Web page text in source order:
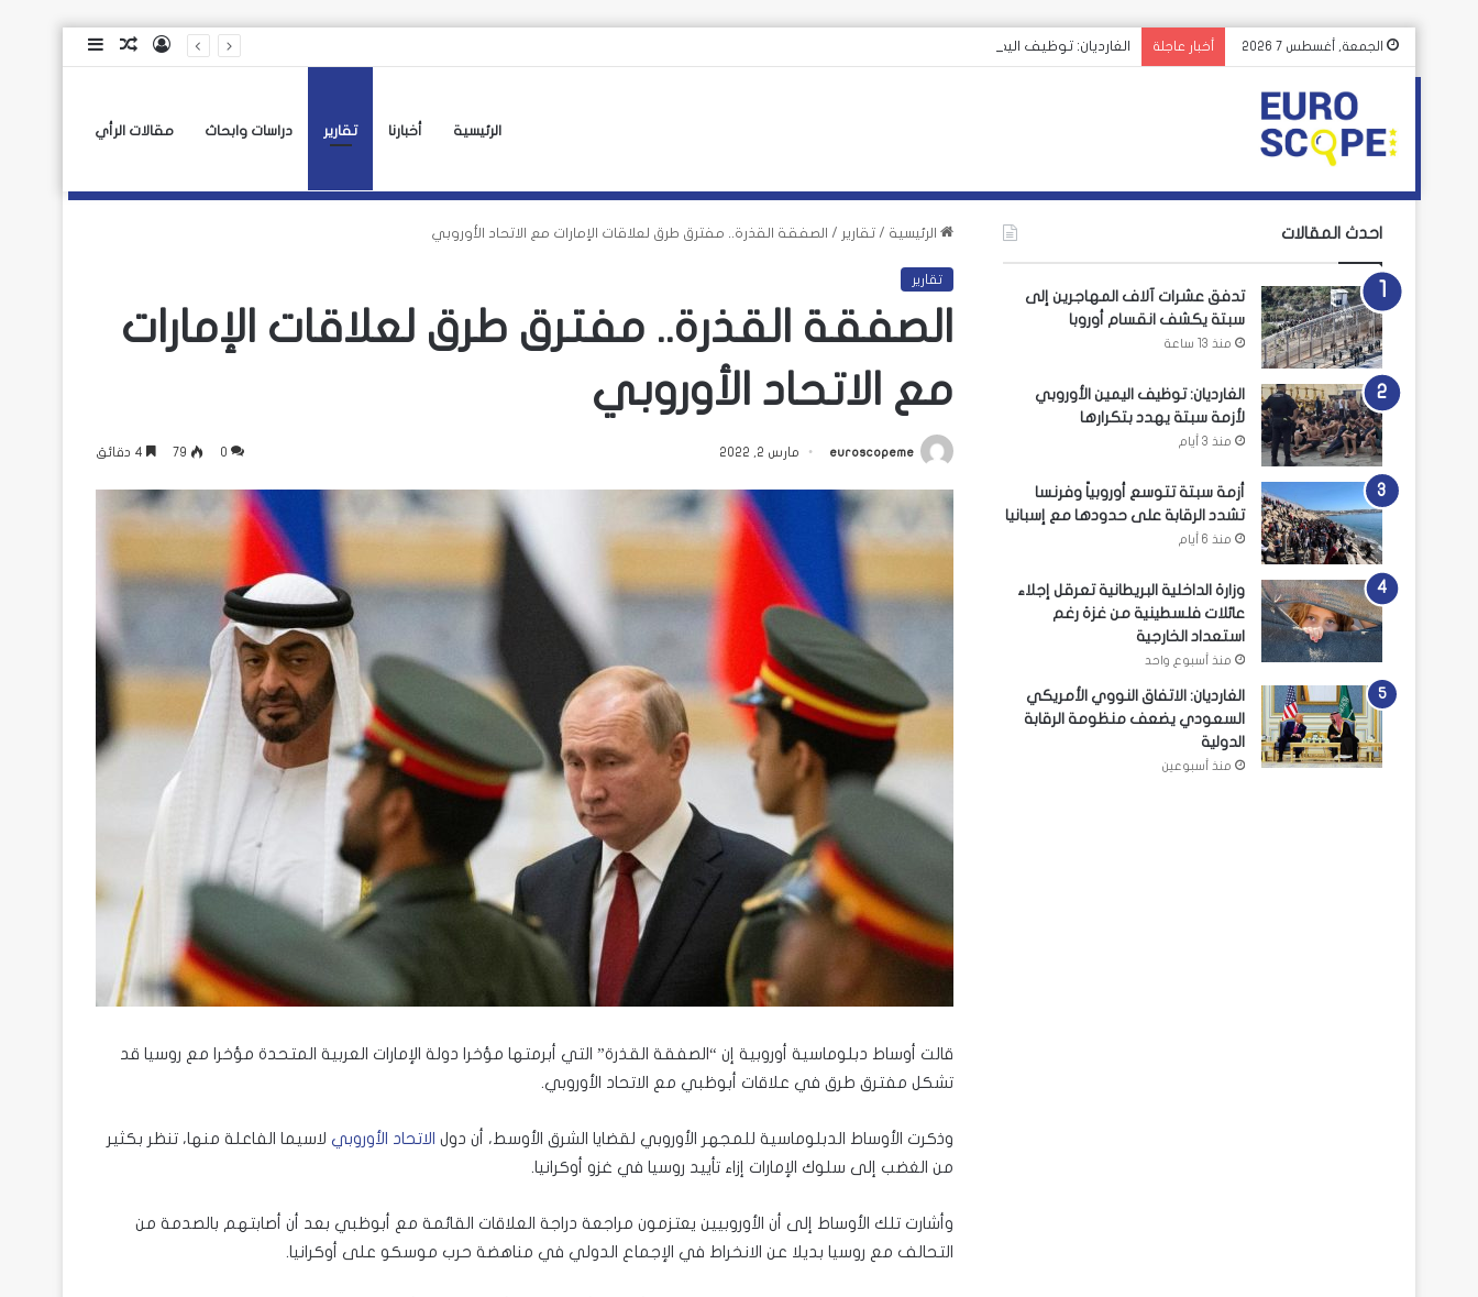
الجمعة, أغسطس 7 2026 أخبار عاجلة الغارديان: توظيف اليمين الأوروبي لأزمة سبتة يهدد بتكرارها إضافةمقالتسجيل
الرئيسية أخبارنا تقارير دراسات وابحاث مقالات الرأي
الرئيسية / تقارير / الصفقة القذرة.. مفترق طرق لعلاقات الإمارات مع الاتحاد الأوروبي
تقارير
الصفقة القذرة.. مفترق طرق لعلاقات الإمارات
مع الاتحاد الأوروبي
euroscopeme مارس 2, 2022 0
79
قالت أوساط دبلوماسية أوروبية إن “الصفقة القذرة” التي أبرمتها مؤخرا دولة الإمارات العربية المتحدة مؤخرا مع روسيا قد
تشكل مفترق طرق في علاقات أبوظبي مع الاتحاد الأوروبي.
وذكرت الأوساط الدبلوماسية للمجهر الأوروبي لقضايا الشرق الأوسط، أن دول الاتحاد الأوروبي لاسيما الفاعلة منها، تنظر بكثير
من الغضب إلى سلوك الإمارات إزاء تأييد روسيا في غزو أوكرانيا.
وأشارت تلك الأوساط إلى أن الأوروبيين يعتزمون مراجعة دراجة العلاقات القائمة مع أبوظبي بعد أن أصابتهم بالصدمة من
التحالف مع روسيا بديلا عن الانخراط في الإجماع الدولي في مناهضة حرب موسكو على أوكرانيا.
احدث المقالات
تدفق عشرات آلاف المهاجرين إلى
سبتة يكشف انقسام أوروبا
منذ 13 ساعة
الغارديان: توظيف اليمين الأوروبي
لأزمة سبتة يهدد بتكرارها
منذ 3 أيام
أزمة سبتة تتوسع أوروبياً وفرنسا
تشدد الرقابة على حدودها مع إسبانيا
منذ 6 أيام
وزارة الداخلية البريطانية تعرقل إجلاء
عائلات فلسطينية من غزة رغم
استعداد الخارجية
منذ أسبوع واحد
الغارديان: الاتفاق النووي الأمريكي
السعودي يضعف منظومة الرقابة
الدولية
منذ أسبوعين